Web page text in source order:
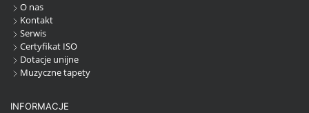
O nas
Kontakt
Serwis
Certyfikat ISO
Dotacje unijne
Muzyczne tapety
INFORMACJE